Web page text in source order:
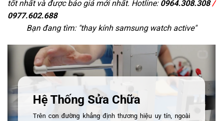
tốt nhất và được báo giá mới nhất. Hotline: 0964.308.308/
0977.602.688
Bạn đang tìm: "thay kính samsung watch active"
Hệ Thống Sửa Chữa
Trên con đường khẳng định thương hiệu uy tín, ngoài